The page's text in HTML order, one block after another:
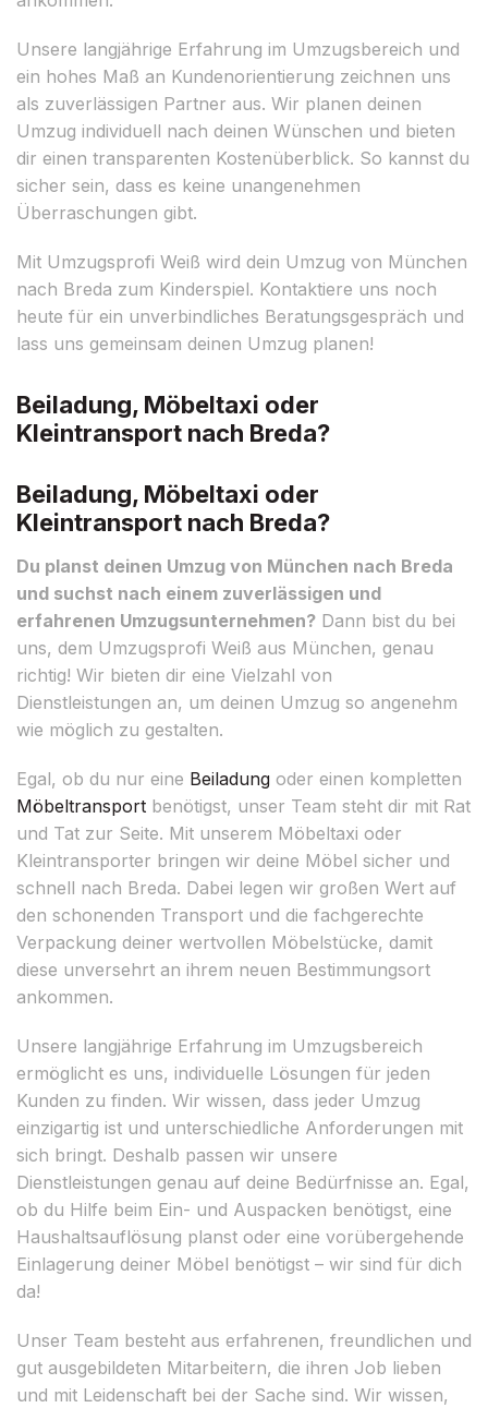
Unsere langjährige Erfahrung im Umzugsbereich und
ein hohes Maß an Kundenorientierung zeichnen uns
als zuverlässigen Partner aus. Wir planen deinen
Umzug individuell nach deinen Wünschen und bieten
dir einen transparenten Kostenüberblick. So kannst du
sicher sein, dass es keine unangenehmen
Überraschungen gibt.
Mit Umzugsprofi Weiß wird dein Umzug von München
nach Breda zum Kinderspiel. Kontaktiere uns noch
heute für ein unverbindliches Beratungsgespräch und
lass uns gemeinsam deinen Umzug planen!
Beiladung, Möbeltaxi oder
Kleintransport nach Breda?
Beiladung, Möbeltaxi oder
Kleintransport nach Breda?
Du planst deinen Umzug von München nach Breda
und suchst nach einem zuverlässigen und
erfahrenen Umzugsunternehmen? Dann bist du bei
uns, dem Umzugsprofi Weiß aus München, genau
richtig! Wir bieten dir eine Vielzahl von
Dienstleistungen an, um deinen Umzug so angenehm
wie möglich zu gestalten.
Egal, ob du nur eine Beiladung oder einen kompletten
Möbeltransport benötigst, unser Team steht dir mit Rat
und Tat zur Seite. Mit unserem Möbeltaxi oder
Kleintransporter bringen wir deine Möbel sicher und
schnell nach Breda. Dabei legen wir großen Wert auf
den schonenden Transport und die fachgerechte
Verpackung deiner wertvollen Möbelstücke, damit
diese unversehrt an ihrem neuen Bestimmungsort
ankommen.
Unsere langjährige Erfahrung im Umzugsbereich
ermöglicht es uns, individuelle Lösungen für jeden
Kunden zu finden. Wir wissen, dass jeder Umzug
einzigartig ist und unterschiedliche Anforderungen mit
sich bringt. Deshalb passen wir unsere
Dienstleistungen genau auf deine Bedürfnisse an. Egal,
ob du Hilfe beim Ein- und Auspacken benötigst, eine
Haushaltsauflösung planst oder eine vorübergehende
Einlagerung deiner Möbel benötigst – wir sind für dich
da!
Unser Team besteht aus erfahrenen, freundlichen und
gut ausgebildeten Mitarbeitern, die ihren Job lieben
und mit Leidenschaft bei der Sache sind. Wir wissen,